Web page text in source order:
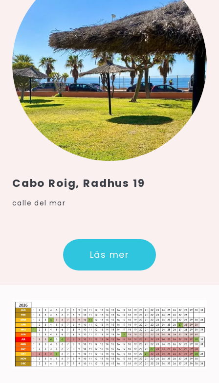
Cabo Roig, Radhus 19
calle del mar
Läs mer